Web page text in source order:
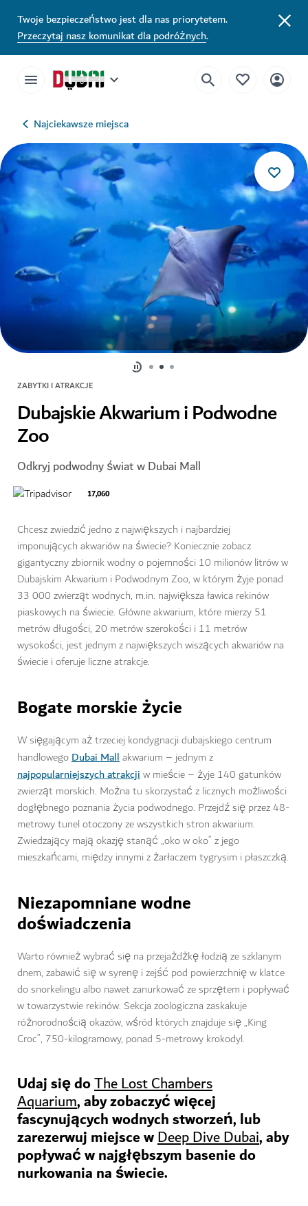
Twoje bezpieczeństwo jest dla nas priorytetem.
Przeczytaj nasz komunikat dla podróżnych.
Najciekawsze miejsca
ZABYTKI I ATRAKCJE
Dubajskie Akwarium i Podwodne
Zoo
Odkryj podwodny świat w Dubai Mall
17,060
Chcesz zwiedzić jedno z największych i najbardziej
imponujących akwariów na świecie? Koniecznie zobacz
gigantyczny zbiornik wodny o pojemności 10 milionów litrów w
Dubajskim Akwarium i Podwodnym Zoo, w którym żyje ponad
33 000 zwierząt wodnych, m.in. największa ławica rekinów
piaskowych na świecie. Główne akwarium, które mierzy 51
metrów długości, 20 metrów szerokości i 11 metrów
wysokości, jest jednym z największych wiszących akwariów na
świecie i oferuje liczne atrakcje.
Bogate morskie życie
W sięgającym aż trzeciej kondygnacji dubajskiego centrum
handlowegoDubai Mallakwarium – jednym z
najpopularniejszych atrakcjiw mieście – żyje 140 gatunków
zwierząt morskich. Można tu skorzystać z licznych możliwości
dogłębnego poznania życia podwodnego. Przejdź się przez 48-
metrowy tunel otoczony ze wszystkich stron akwarium.
Zwiedzający mają okazję stanąć „oko w oko” z jego
mieszkańcami, między innymi z żarłaczem tygrysim i płaszczką.
Niezapomniane wodne
doświadczenia
Warto również wybrać się na przejażdżkę łodzią ze szklanym
dnem, zabawić się w syrenę i zejść pod powierzchnię w klatce
do snorkelingu albo nawet zanurkować ze sprzętem i popływać
w towarzystwie rekinów. Sekcja zoologiczna zaskakuje
różnorodnością okazów, wśród których znajduje się „King
Croc”, 750-kilogramowy, ponad 5-metrowy krokodyl.
Udaj się doThe Lost Chambers
Aquarium, aby zobaczyć więcej
fascynujących wodnych stworzeń, lub
zarezerwuj miejsce wDeep Dive Dubai, aby
popływać w najgłębszym basenie do
nurkowania na świecie.